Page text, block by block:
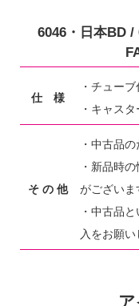
6046・日本BD
仕 様
・チューブ
・キャスタ
そ の 他
・中古品
・新品時
がございま
・中古品
入をお願い